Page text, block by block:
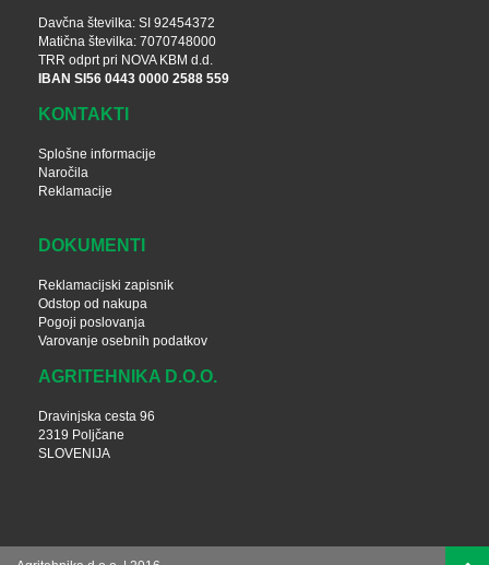
Davčna številka: SI 92454372
Matična številka: 7070748000
TRR odprt pri NOVA KBM d.d.
IBAN SI56 0443 0000 2588 559
KONTAKTI
Splošne informacije
Naročila
Reklamacije
DOKUMENTI
Reklamacijski zapisnik
Odstop od nakupa
Pogoji poslovanja
Varovanje osebnih podatkov
AGRITEHNIKA D.O.O.
Dravinjska cesta 96
2319 Poljčane
SLOVENIJA